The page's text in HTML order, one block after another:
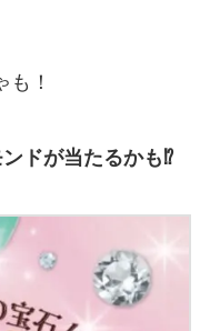
！
ドが当たるかも⁉